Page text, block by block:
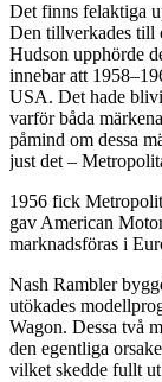
Det finns felaktiga
Den tillverkades till
Hudson upphörde
innebar att
USA. Det hade
varför båda
påmind om dessa
just det –
1956 fick
gav American
marknadsföras i
Nash Rambler
utökades
Wagon. Dessa två
den egentliga
vilket skedde fullt